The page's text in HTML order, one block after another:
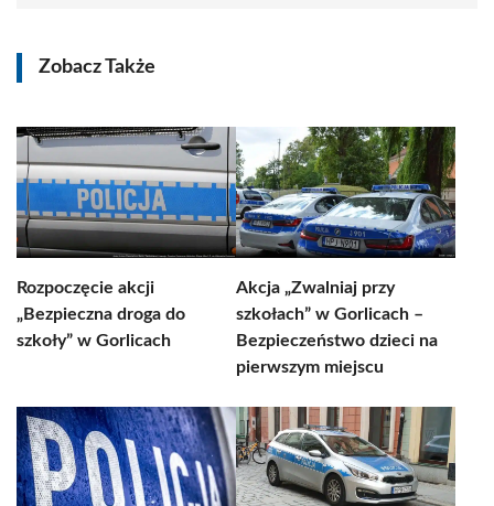
Zobacz Także
Rozpoczęcie akcji
„Bezpieczna droga do
szkoły” w Gorlicach
Akcja „Zwalniaj przy
szkołach” w Gorlicach –
Bezpieczeństwo dzieci na
pierwszym miejscu